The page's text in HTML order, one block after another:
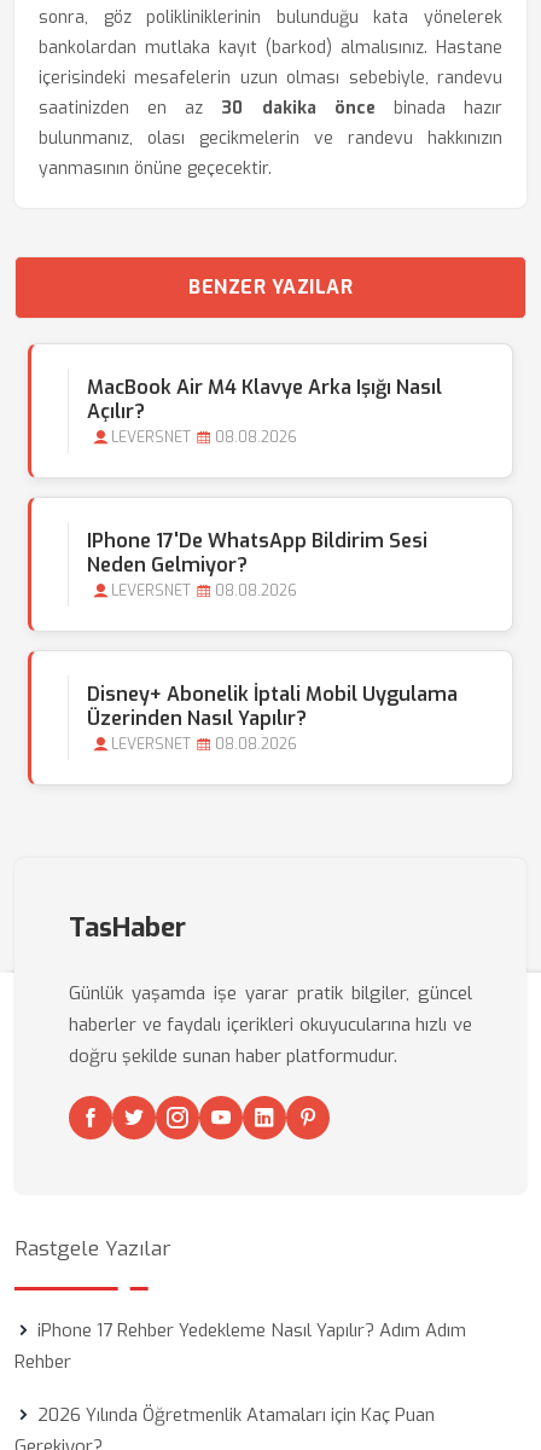
sonra, göz polikliniklerinin bulunduğu kata yönelerek
bankolardan mutlaka kayıt (barkod) almalısınız. Hastane
içerisindeki mesafelerin uzun olması sebebiyle, randevu
saatinizden en az 30 dakika önce binada hazır
bulunmanız, olası gecikmelerin ve randevu hakkınızın
yanmasının önüne geçecektir.
BENZER YAZILAR
MacBook Air M4 Klavye Arka Işığı Nasıl
Açılır?
LEVERSNET 08.08.2026
IPhone 17'de WhatsApp Bildirim Sesi
Neden Gelmiyor?
LEVERSNET 08.08.2026
Disney+ Abonelik İptali Mobil Uygulama
Üzerinden Nasıl Yapılır?
LEVERSNET 08.08.2026
TasHaber
Günlük yaşamda işe yarar pratik bilgiler, güncel
haberler ve faydalı içerikleri okuyucularına hızlı ve
doğru şekilde sunan haber platformudur.
Rastgele Yazılar
iPhone 17 Rehber Yedekleme Nasıl Yapılır? Adım Adım
Rehber
2026 Yılında Öğretmenlik Atamaları için Kaç Puan